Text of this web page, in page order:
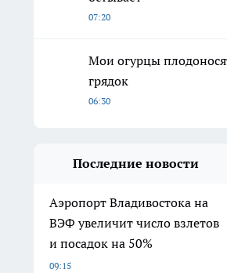
07:20
Мои огурцы
грядок
06:30
Последние новости
Аэропорт Владивостока на
ВЭФ увеличит число взлетов
и посадок на 50%
09:15